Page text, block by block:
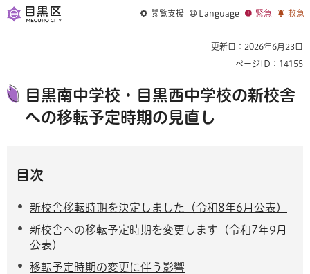
閲覧支援 Language 緊急 救急
更新日：2026年6月23日
ページID：14155
目黒南中学校・目黒西中学校の新校舎
への移転予定時期の見直し
目次
新校舎移転時期を決定しました（令和8年6月公表）
新校舎への移転予定時期を変更します（令和7年9月
公表）
移転予定時期の変更に伴う影響